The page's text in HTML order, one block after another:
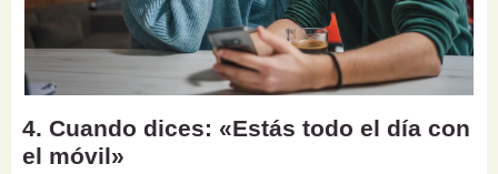
4. Cuando dices: «Estás todo el día con
el móvil»